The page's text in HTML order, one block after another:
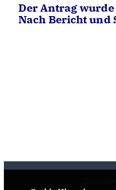
Der Antrag wurde
Nach Bericht und